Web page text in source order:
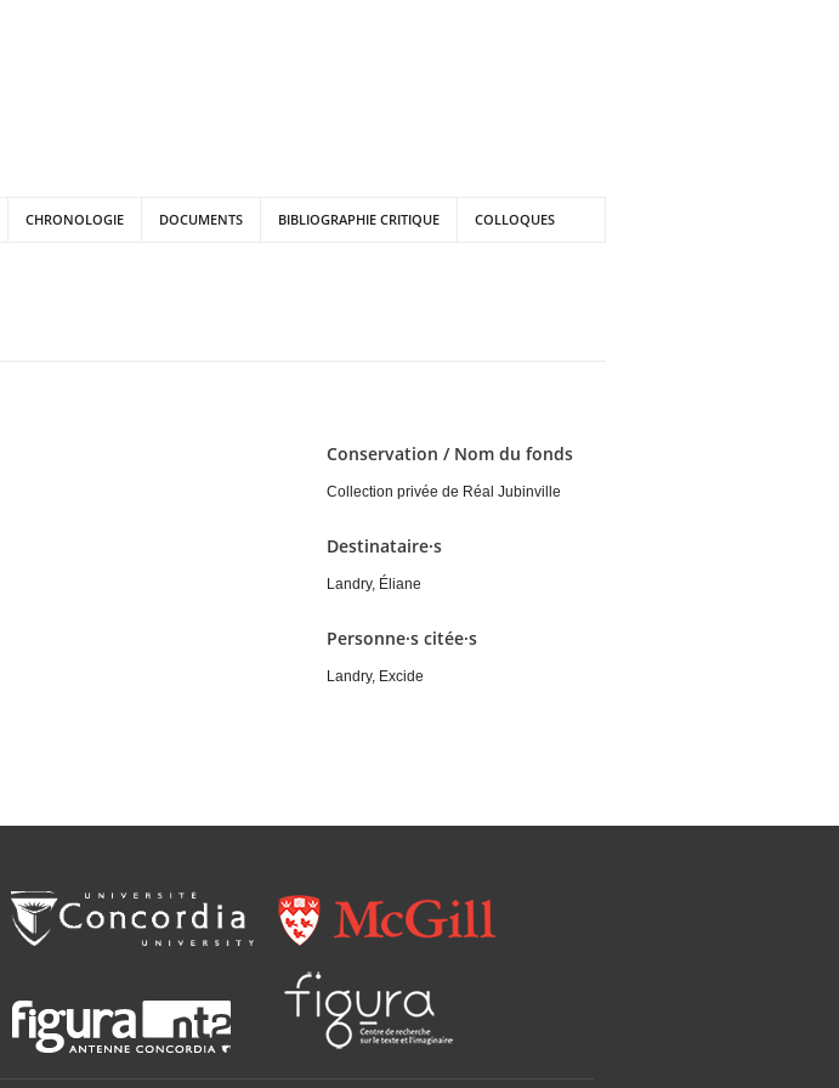
CHRONOLOGIE DOCUMENTS BIBLIOGRAPHIE CRITIQUE COLLOQUES
Conservation / Nom du fonds
Collection privée de Réal Jubinville
Destinataire·s
Landry, Éliane
Personne·s citée·s
Landry, Excide